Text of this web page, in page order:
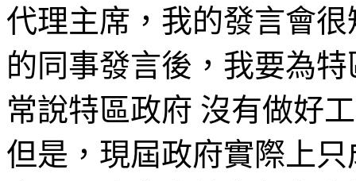
代理主席，我的發言會
的同事發言後，我要為
常說特區政府 沒有做好
但是，現屆政府實際上